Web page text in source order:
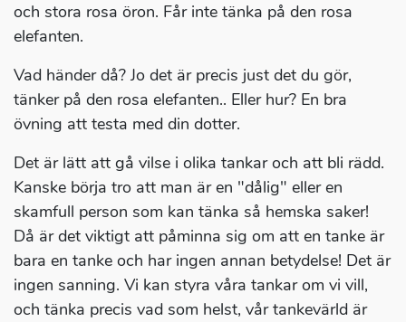
och stora rosa öron. Får inte tänka på den rosa
elefanten.
Vad händer då? Jo det är precis just det du gör,
tänker på den rosa elefanten.. Eller hur? En bra
övning att testa med din dotter.
Det är lätt att gå vilse i olika tankar och att bli rädd.
Kanske börja tro att man är en "dålig" eller en
skamfull person som kan tänka så hemska saker!
Då är det viktigt att påminna sig om att en tanke är
bara en tanke och har ingen annan betydelse! Det är
ingen sanning. Vi kan styra våra tankar om vi vill,
och tänka precis vad som helst, vår tankevärld är